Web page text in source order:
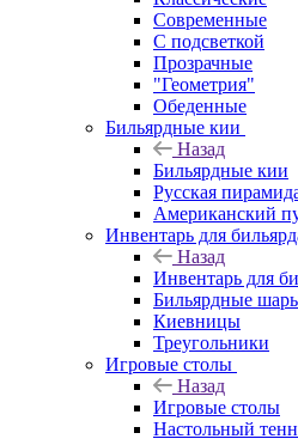
Современные
С подсветкой
Прозрачные
"Геометрия"
Обеденные
Бильярдные кии
Назад
Бильярдные кии
Русская
Американский
Инвентарь для
Назад
Инвентарь для
Бильярдные
Киевницы
Треугольники
Игровые столы
Назад
Игровые столы
Настольный